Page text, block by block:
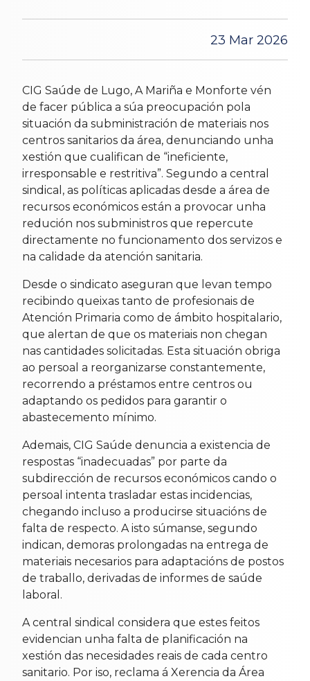
23 Mar 2026
CIG Saúde de Lugo, A Mariña e Monforte vén
de facer pública a súa preocupación pola
situación da subministración de materiais nos
centros sanitarios da área, denunciando unha
xestión que cualifican de “ineficiente,
irresponsable e restritiva”. Segundo a central
sindical, as políticas aplicadas desde a área de
recursos económicos están a provocar unha
redución nos subministros que repercute
directamente no funcionamento dos servizos e
na calidade da atención sanitaria.
Desde o sindicato aseguran que levan tempo
recibindo queixas tanto de profesionais de
Atención Primaria como de ámbito hospitalario,
que alertan de que os materiais non chegan
nas cantidades solicitadas. Esta situación obriga
ao persoal a reorganizarse constantemente,
recorrendo a préstamos entre centros ou
adaptando os pedidos para garantir o
abastecemento mínimo.
Ademais, CIG Saúde denuncia a existencia de
respostas “inadecuadas” por parte da
subdirección de recursos económicos cando o
persoal intenta trasladar estas incidencias,
chegando incluso a producirse situacións de
falta de respecto. A isto súmanse, segundo
indican, demoras prolongadas na entrega de
materiais necesarios para adaptacións de postos
de traballo, derivadas de informes de saúde
laboral.
A central sindical considera que estes feitos
evidencian unha falta de planificación na
xestión das necesidades reais de cada centro
sanitario. Por iso, reclama á Xerencia da Área